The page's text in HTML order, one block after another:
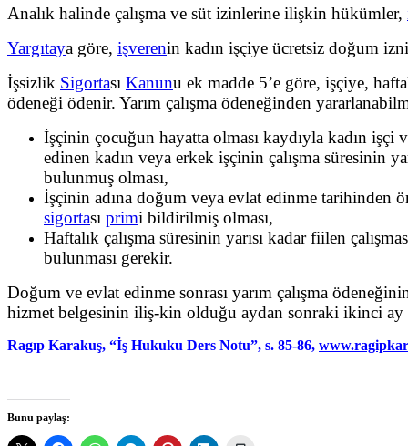
Analık halinde çalışma ve süt izinlerine ilişkin hükümler,
Yargıtaya göre, işverenin kadın işçiye ücretsiz doğum
İşsizlik Sigortası Kanunu ek madde 5’e göre, işçiye,
ödeneği ödenir. Yarım çalışma ödeneğinden
İşçinin çocuğun hayatta olması kaydıyla kadın işçi
edinen kadın veya erkek işçinin çalışma süresinin
bulunmuş olması,
İşçinin adına doğum veya evlat edinme tarihinden
sigortası primi bildirilmiş olması,
Haftalık çalışma süresinin yarısı kadar fiilen
bulunması gerekir.
Doğum ve evlat edinme sonrası yarım çalışma
hizmet belgesinin iliş-kin olduğu aydan sonraki ikinci
Ragıp Karakuş, “İş Hukuku Ders Notu”, s. 85-86,
Bunu paylaş: